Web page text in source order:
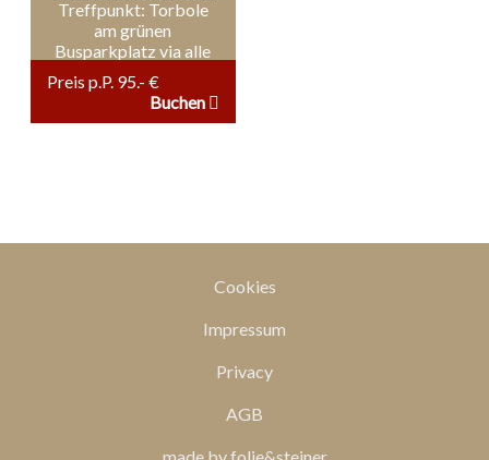
Treffpunkt: Torbole
am grünen
Busparkplatz via alle
Peschere, hinter dem
Hotel Piccolo
Mondo Torbole 7:30
Preis p.P. 95.- €
Buchen
Cookies
Impressum
Privacy
AGB